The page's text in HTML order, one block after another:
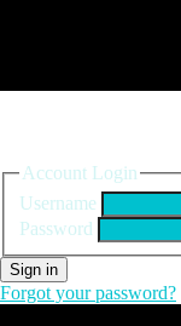
Account Login
Username
Password
Sign in
Forgot your password?